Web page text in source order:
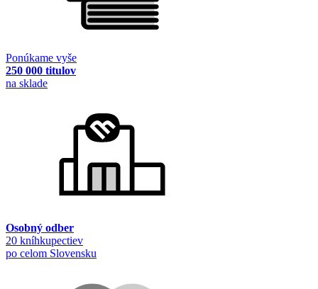
Ponúkame vyše
250 000 titulov
na sklade
Osobný odber
20 kníhkupectiev
po celom Slovensku